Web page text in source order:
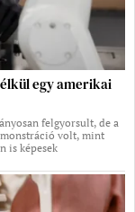
egy amerikai
felgyorsult, de a
volt, mint
is képesek